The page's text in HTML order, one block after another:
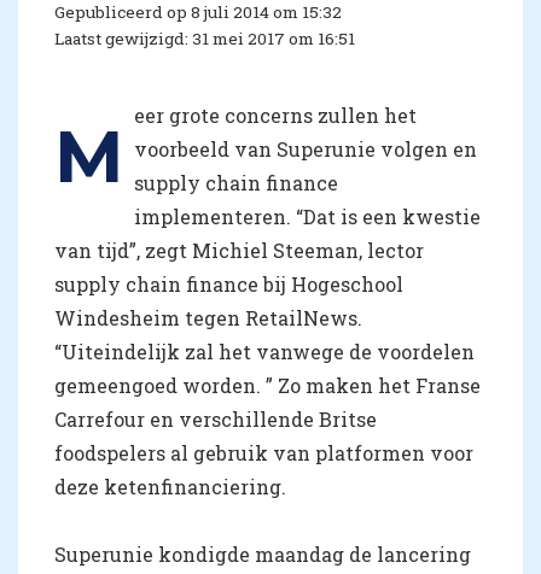
Gepubliceerd op 8 juli 2014 om 15:32
Laatst gewijzigd: 31 mei 2017 om 16:51
M
eer grote concerns zullen het
voorbeeld van Superunie volgen en
supply chain finance
implementeren. “Dat is een kwestie
van tijd”, zegt Michiel Steeman, lector
supply chain finance bij Hogeschool
Windesheim tegen RetailNews.
“Uiteindelijk zal het vanwege de voordelen
gemeengoed worden. ” Zo maken het Franse
Carrefour en verschillende Britse
foodspelers al gebruik van platformen voor
deze ketenfinanciering.
Superunie kondigde maandag de lancering